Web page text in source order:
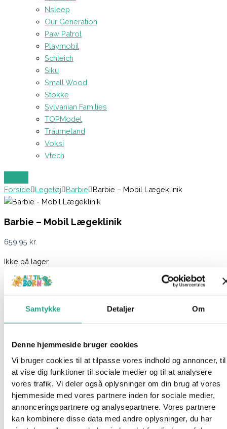
Samtykke Detaljer Om
Denne hjemmeside bruger cookies
Vi bruger cookies til at tilpasse vores indhold og annoncer, til
at vise dig funktioner til sociale medier og til at analysere
vores trafik. Vi deler også oplysninger om din brug af vores
hjemmeside med vores partnere inden for sociale medier,
annonceringspartnere og analysepartnere. Vores partnere
kan kombinere disse data med andre oplysninger, du har
Nsleep
Our Generation
Paw Patrol
Playmobil
Schleich
Siku
Small Wood
Stokke
Sylvanian Families
TOPModel
Träumeland
Voksi
Vtech
Forside Legetøj Barbie Barbie – Mobil Lægeklinik
Barbie – Mobil Lægeklinik
659,95 kr.
Ikke på lager
Varenummer93452 ,Legetøj
Spørg om produktet
Lægeklinik. Med et enkelt tryk på knappen aktiveres sirenen og
Barbie er på vej! Når hun når frem til ulykkesstedet, kan
ambulancen hurtigt omdannes til en klinik, så Barbie effektivt
kan behandle sine patienter. Hvis der er flere patienter, er der
plads til dem alle i det hyggelige venteværelse med en
behagelig gul sofa, hvor de kan betragte de smukke fisk i
akvariet. Barbie er altid parat til at yde den bedste pleje og